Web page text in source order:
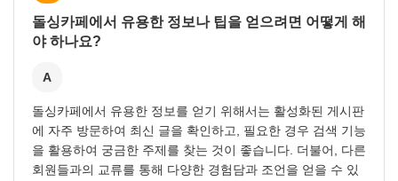
돌싱카페에서 유용한 정보나 팁을 얻으려면 어떻게 해
야 하나요?
A
돌싱카페에서 유용한 정보를 얻기 위해서는 활성화된 게시판
에 자주 방문하여 최신 글을 확인하고, 필요한 경우 검색 기능
을 활용하여 궁금한 주제를 찾는 것이 좋습니다. 더불어, 다른
회원들과의 교류를 통해 다양한 경험담과 조언을 얻을 수 있